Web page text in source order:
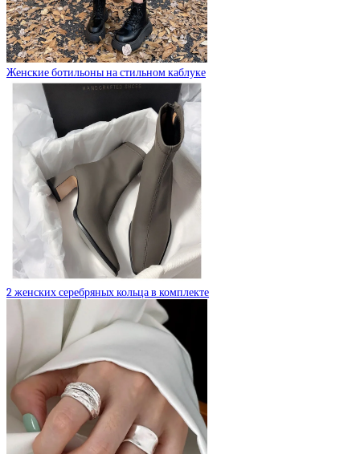
Женские ботильоны на стильном каблуке
2 женских серебряных кольца в комплекте